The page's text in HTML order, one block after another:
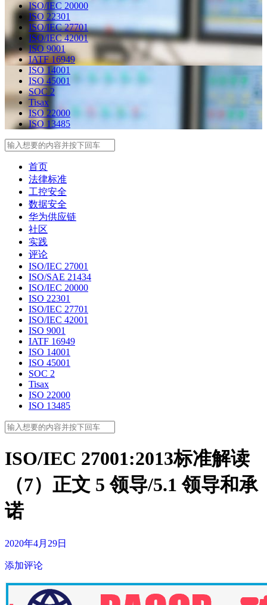
ISO/IEC 20000
ISO 22301
ISO/IEC 27701
ISO/IEC 42001
ISO 9001
IATF 16949
ISO 14001
ISO 45001
SOC 2
Tisax
ISO 22000
ISO 13485
首页
法律标准
工控安全
数据安全
华为供应链
社区
实践
评论
ISO/IEC 27001
ISO/SAE 21434
ISO/IEC 20000
ISO 22301
ISO/IEC 27701
ISO/IEC 42001
ISO 9001
IATF 16949
ISO 14001
ISO 45001
SOC 2
Tisax
ISO 22000
ISO 13485
ISO/IEC 27001:2013标准解读
（7）正文 5 领导/5.1 领导和承
诺
2020年4月29日
添加评论